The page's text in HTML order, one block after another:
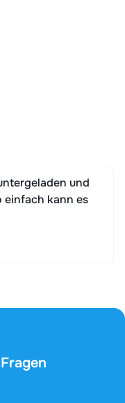
und
einfach kann es